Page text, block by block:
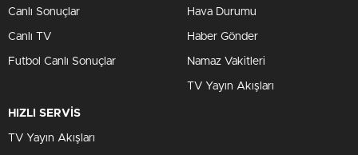
Canlı Sonuçlar
Canlı TV
Futbol Canlı Sonuçlar
Hava Durumu
Haber Gönder
Namaz Vakitleri
TV Yayın Akışları
HIZLI SERVİS
TV Yayın Akışları